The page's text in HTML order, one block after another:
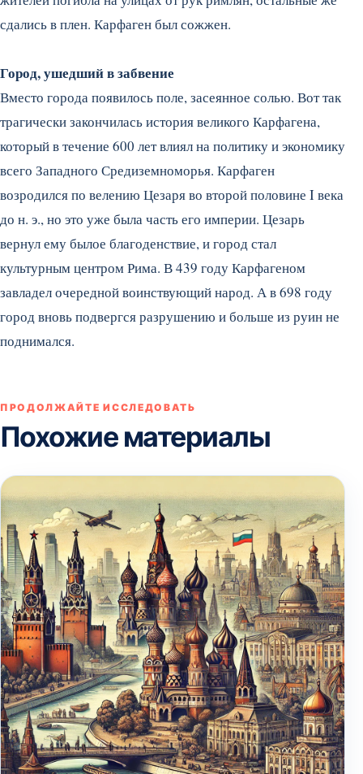
сдались в плен. Карфаген был сожжен.
Город, ушедший в забвение
Вместо города появилось поле, засеянное солью. Вот так
трагически закончилась история великого Карфагена,
который в течение 600 лет влиял на политику и экономику
всего Западного Средиземноморья. Карфаген
возродился по велению Цезаря во второй половине I века
до н. э., но это уже была часть его империи. Цезарь
вернул ему былое благоденствие, и город стал
культурным центром Рима. В 439 году Карфагеном
завладел очередной воинствующий народ. А в 698 году
город вновь подвергся разрушению и больше из руин не
поднимался.
ПРОДОЛЖАЙТЕ ИССЛЕДОВАТЬ
Похожие материалы